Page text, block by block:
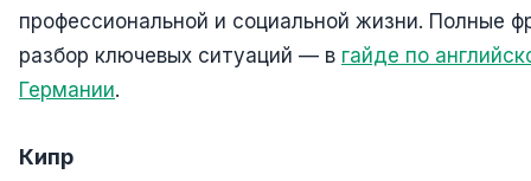
профессиональной и социальной жизни. Полные
разбор ключевых ситуаций — в гайде по
Германии.
Кипр